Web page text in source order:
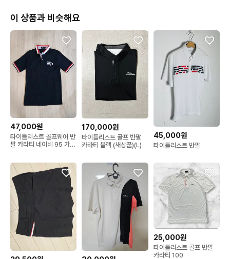
이 상품과 비슷해요
47,000원
타이틀리스트 골프웨어 반
팔 카라티 네이비 95 가슴
170,000원
타이틀리스트 골프 반팔
카라티 블랙 (새상품)(L)
45,000원
타이틀리스트 반팔
25,000원
타이틀리스트 골프 반팔
카라티 100